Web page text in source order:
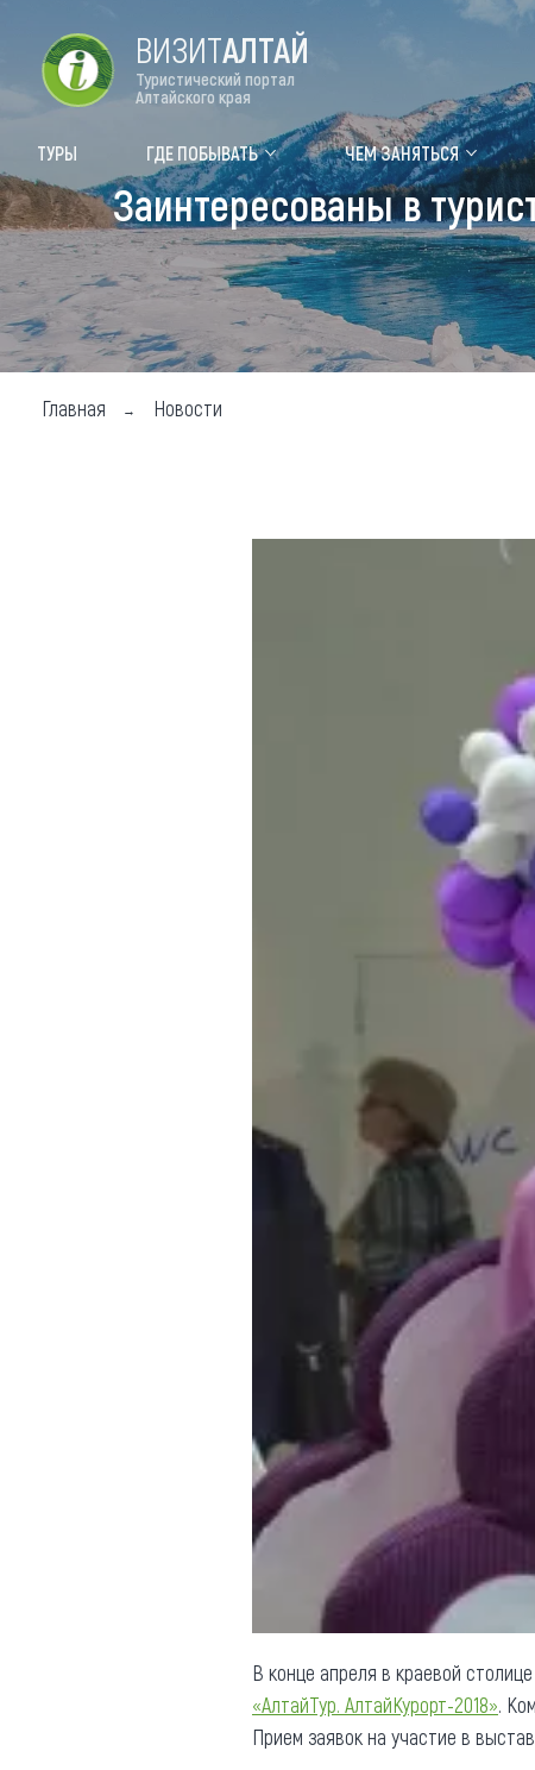
Туры Где
Карта
ВИЗИТАЛТАЙ
Туристический портал
Алтайского края
ТУРЫ ГДЕ ПОБЫВАТЬ ЧЕМ ЗАНЯТЬСЯ
Заинтересованы в
Главная Новости
В конце апреля в краевой
«АлтайТур. АлтайКурорт-2018».
Прием заявок на участие в